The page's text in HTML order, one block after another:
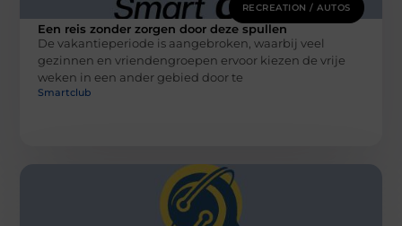
RECREATION / AUTOS
Een reis zonder zorgen door deze spullen
De vakantieperiode is aangebroken, waarbij veel
gezinnen en vriendengroepen ervoor kiezen de vrije
weken in een ander gebied door te
Smartclub